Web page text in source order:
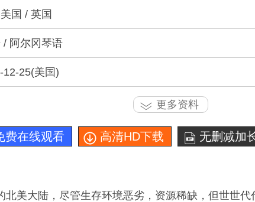
美国 / 英国
/ 阿尔冈琴语
12-25(美国)
更多资料
费在线观看 高清HD下载 无删减加
北美大陆，尽管生存环境恶劣，资源稀缺，但世世